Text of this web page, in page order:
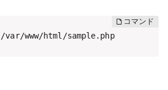
/var/www/html/sample.php